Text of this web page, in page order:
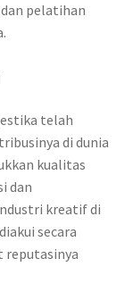
pelatihan
telah
di dunia
kualitas
dan
kreatif di
secara
reputasinya